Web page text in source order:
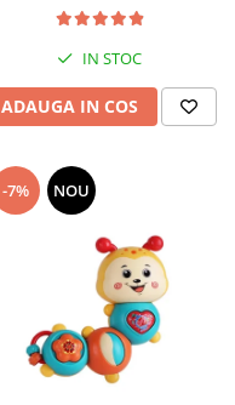
IN STOC
ADAUGA IN COS
-7% NOU